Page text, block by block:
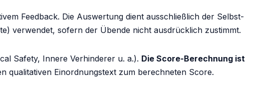
Feedback. Die Auswertung dient ausschließlich der Selbst-
verwendet, sofern der Übende nicht ausdrücklich zustimmt.
Safety, Innere Verhinderer u. a.). Die Score-Berechnung ist
qualitativen Einordnungstext zum berechneten Score.